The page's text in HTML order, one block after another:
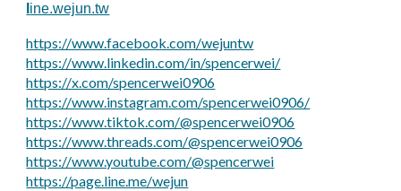
ine.wejun.tw
https://www.facebook.com/wejuntw
https://www.linkedin.com/in/spencerwei/
https://x.com/spencerwei0906
https://www.instagram.com/spencerwei0906/
https://www.tiktok.com/@spencerwei0906
https://www.threads.com/@spencerwei0906
https://www.youtube.com/@spencerwei
https://page.line.me/wejun